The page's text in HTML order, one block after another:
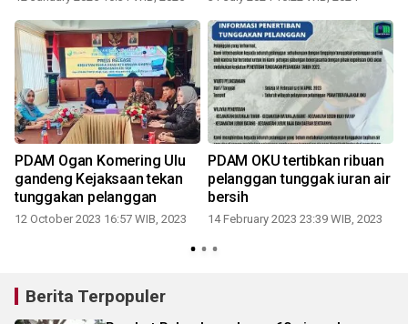
PDAM Ogan Komering Ulu
gandeng Kejaksaan tekan
tunggakan pelanggan
12 October 2023 16:57 WIB, 2023
PDAM OKU tertibkan ribuan
pelanggan tunggak iuran air
bersih
14 February 2023 23:39 WIB, 2023
Berita Terpopuler